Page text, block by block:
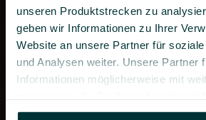
unseren Produktstrecken zu
geben wir Informationen zu Ihrer
Website an unsere Partner für
und Analysen weiter. Unsere Partner
Informationen möglicherweise mit
sie im Rahmen Ihrer Nutzung der